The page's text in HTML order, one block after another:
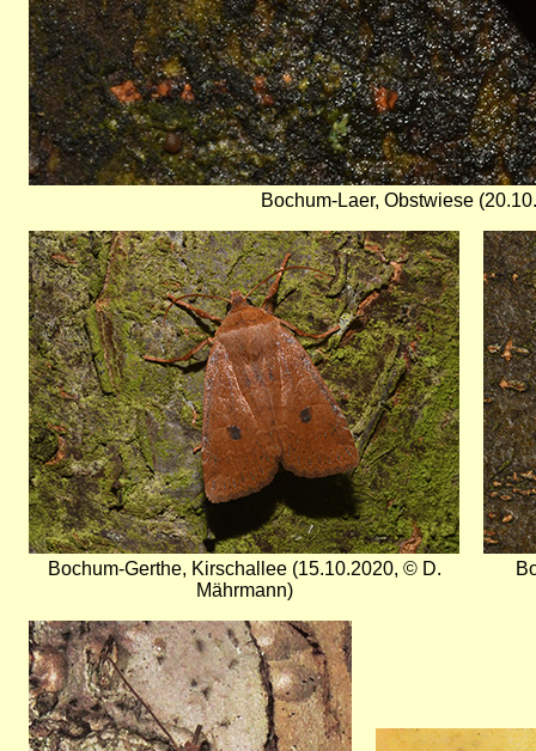
Bochum-Laer, Obstwiese
Bild
Bochum-Gerthe, Kirschallee (15.10.2020, © D.
Mährmann)
Bild
Bild
Bild